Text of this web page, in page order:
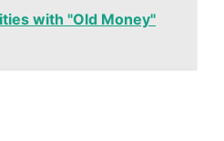
with "Old Money"